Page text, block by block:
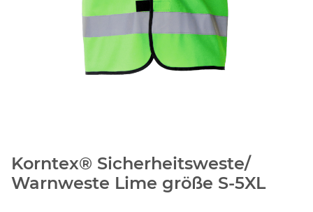
Korntex® Sicherheitsweste/
Warnweste Lime größe S-5XL